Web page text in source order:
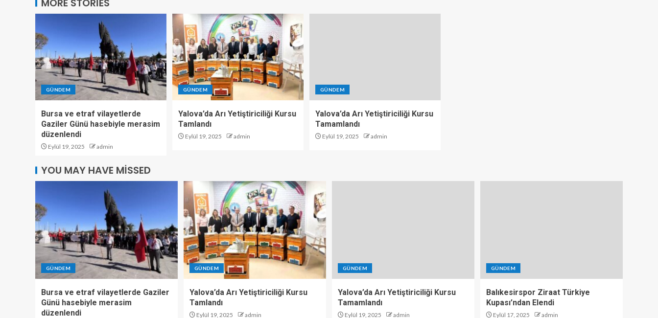
MORE STORIES
GÜNDEM
Bursa ve etraf vilayetlerde
Gaziler Günü hasebiyle merasim
düzenlendi
Eylül 19, 2025 admin
GÜNDEM
Yalova’da Arı Yetiştiriciliği Kursu
Tamlandı
Eylül 19, 2025 admin
GÜNDEM
Yalova’da Arı Yetiştiriciliği Kursu
Tamamlandı
Eylül 19, 2025 admin
YOU MAY HAVE MISSED
GÜNDEM
Bursa ve etraf vilayetlerde Gaziler
Günü hasebiyle merasim
düzenlendi
GÜNDEM
Yalova’da Arı Yetiştiriciliği Kursu
Tamlandı
Eylül 19, 2025 admin
GÜNDEM
Yalova’da Arı Yetiştiriciliği Kursu
Tamamlandı
Eylül 19, 2025 admin
GÜNDEM
Balıkesirspor Ziraat Türkiye
Kupası’ndan Elendi
Eylül 17, 2025 admin